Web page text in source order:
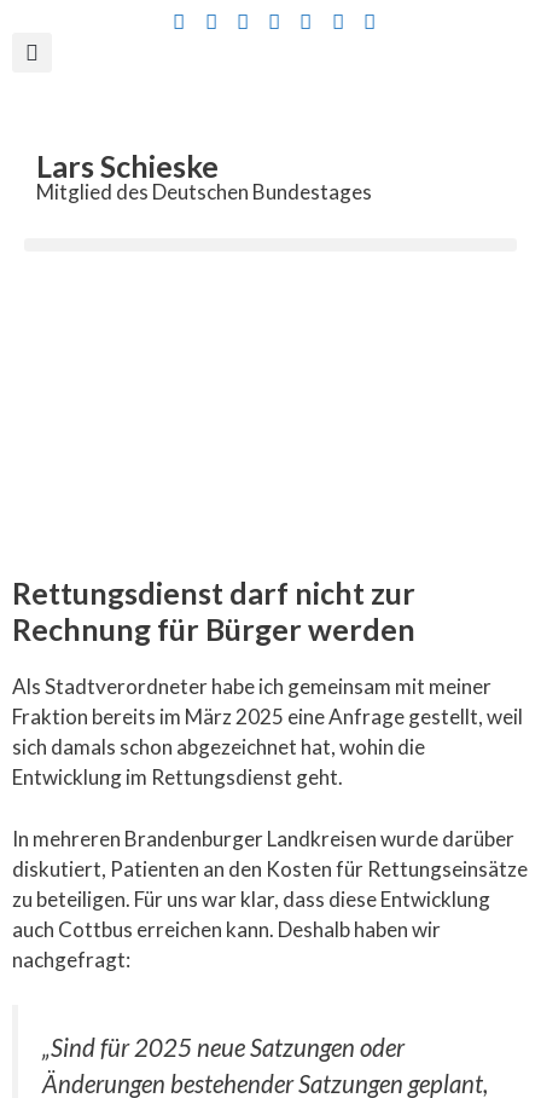
Lars Schieske
Mitglied des Deutschen Bundestages
Rettungsdienst darf nicht zur
Rechnung für Bürger werden
Als Stadtverordneter habe ich gemeinsam mit meiner
Fraktion bereits im März 2025 eine Anfrage gestellt, weil
sich damals schon abgezeichnet hat, wohin die
Entwicklung im Rettungsdienst geht.
In mehreren Brandenburger Landkreisen wurde darüber
diskutiert, Patienten an den Kosten für Rettungseinsätze
zu beteiligen. Für uns war klar, dass diese Entwicklung
auch Cottbus erreichen kann. Deshalb haben wir
nachgefragt:
„Sind für 2025 neue Satzungen oder
Änderungen bestehender Satzungen geplant,